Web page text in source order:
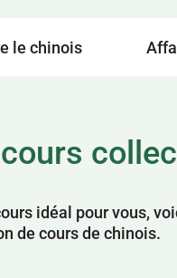
le chinois
idéal pour vous,
de cours de chinois.